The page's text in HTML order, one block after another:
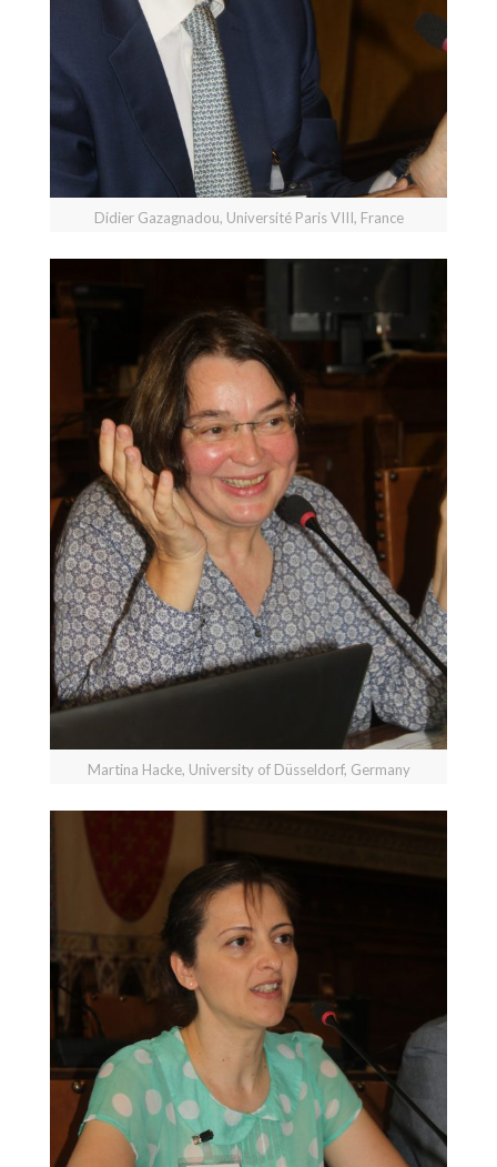
Didier Gazagnadou, Université Paris VIII, France
Martina Hacke, University of Düsseldorf, Germany